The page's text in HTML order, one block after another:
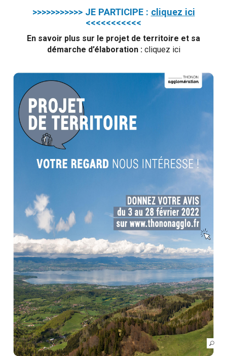
>>>>>>>>>>> JE PARTICIPE : cliquez ici
<<<<<<<<<<<
En savoir plus sur le projet de territoire et sa
démarche d’élaboration :cliquez ici